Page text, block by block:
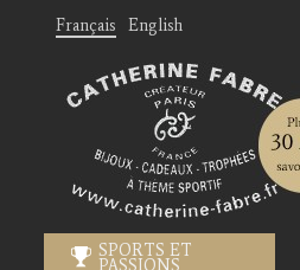
Français English
SPORTS ET
PASSIONS